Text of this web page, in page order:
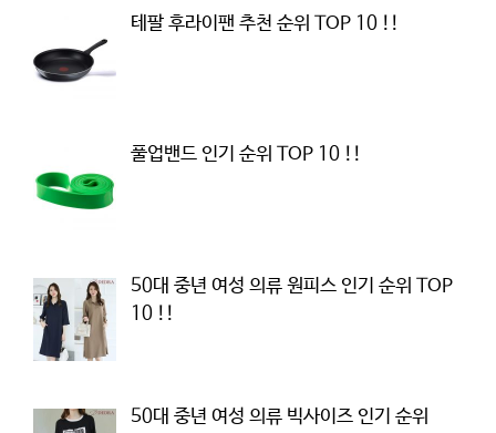
테팔 후라이팬 추천 순위 TOP 10 !!
풀업밴드 인기 순위 TOP 10 !!
50대 중년 여성 의류 원피스 인기 순위 TOP
10 !!
50대 중년 여성 의류 빅사이즈 인기 순위